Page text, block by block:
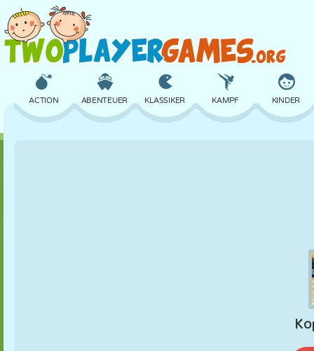
ACTION ABENTEUER KLASSIKER KAMPF KINDER
ROBOTER